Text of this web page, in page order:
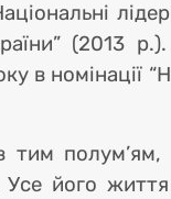
(2013
в номінації
тим
Усе його